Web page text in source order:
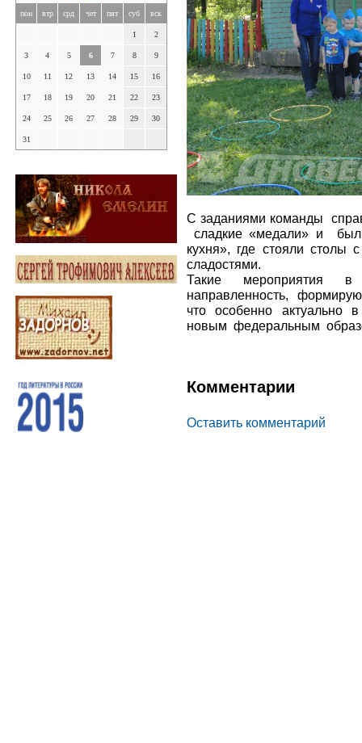
пон втр срд чет пят суб вск
1 2
3 4 5 6 7 8 9
10 11 12 13 14 15 16
17 18 19 20 21 22 23
24 25 26 27 28 29 30
31
С заданиями команды
сладкие «медали» и
кухня», где стояли
сладостями.
Такие мероприятия
направленность,
что особенно актуально
новым федеральным
Комментарии
Оставить комментарий